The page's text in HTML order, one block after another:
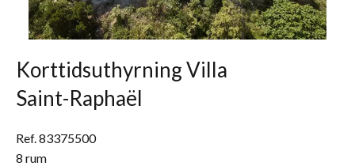
Korttidsuthyrning Villa
Saint-Raphaël
Ref. 83375500
8 rum